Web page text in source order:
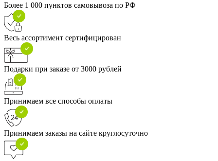
Более 1 000 пунктов самовывоза по РФ
Весь ассортимент сертифицирован
Подарки при заказе от 3000 рублей
Принимаем все способы оплаты
Принимаем заказы на сайте круглосуточно